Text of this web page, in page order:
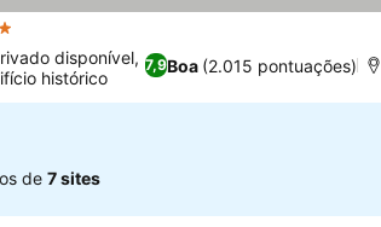
7,9Boa (2.015 pontuações)
disponível,
histórico
de 7 sites